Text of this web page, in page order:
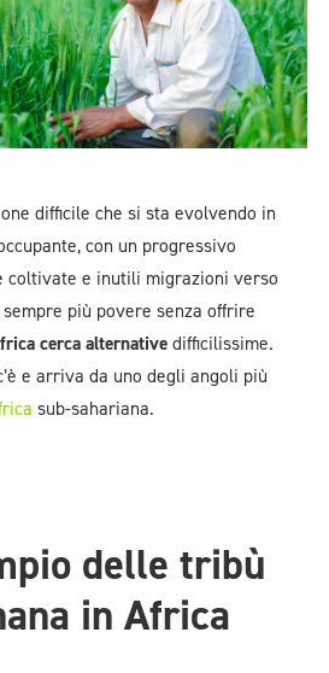
difficile che si sta evolvendo in
con un progressivo
coltivate e inutili migrazioni verso
più povere senza offrire
cerca alternativedifficilissime.
e arriva da uno degli angoli più
sub-sahariana.
delle tribù
in Africa